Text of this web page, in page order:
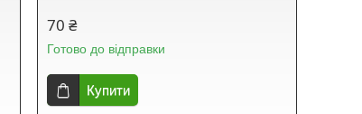
70 ₴
Готово до відправки
Купити